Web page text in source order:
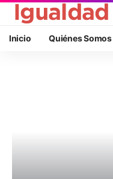
Inicio Quiénes Somos